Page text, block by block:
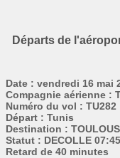
Départs de
Date : vendredi 16 mai
Compagnie aérienne :
Numéro du vol : TU282
Départ : Tunis
Destination :
Statut : DECOLLE 07:45
Retard de 40 minutes